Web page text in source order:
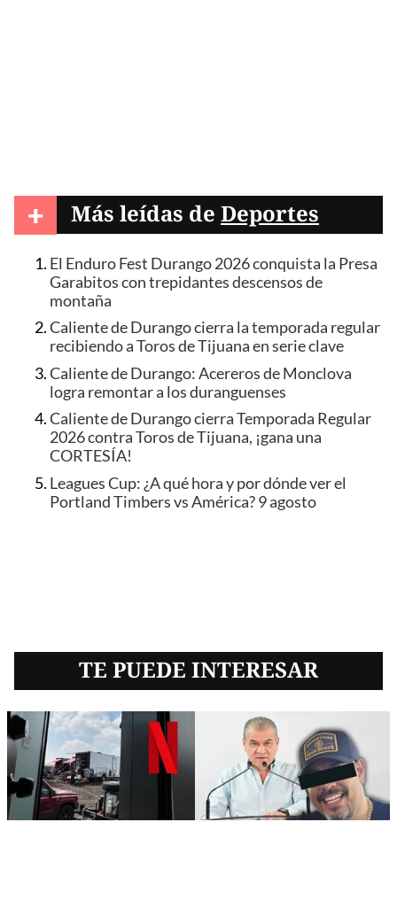
+ Más leídas de Deportes
El Enduro Fest Durango 2026 conquista la Presa
Garabitos con trepidantes descensos de
montaña
Caliente de Durango cierra la temporada regular
recibiendo a Toros de Tijuana en serie clave
Caliente de Durango: Acereros de Monclova
logra remontar a los duranguenses
Caliente de Durango cierra Temporada Regular
2026 contra Toros de Tijuana, ¡gana una
CORTESÍA!
Leagues Cup: ¿A qué hora y por dónde ver el
Portland Timbers vs América? 9 agosto
TE PUEDE INTERESAR